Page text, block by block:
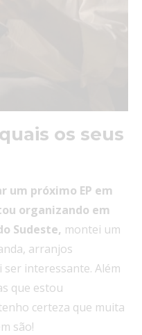
os seus
um próximo EP em
organizando em
Sudeste, montei um
arranjos
interessante. Além
que estou
certeza que muita
são!